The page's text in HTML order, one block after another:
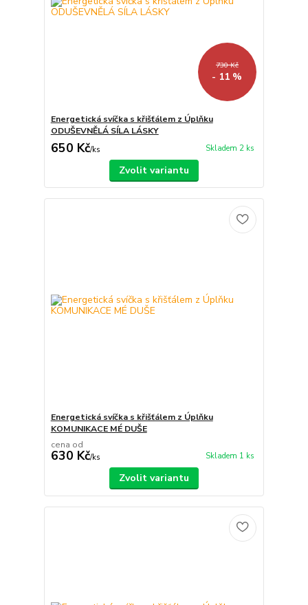
730 Kč
- 11 %
Energetická svíčka s křišťálem z Úplňku
ODUŠEVNĚLÁ SÍLA LÁSKY
650 Kč/ks Skladem 2 ks
Zvolit variantu
Energetická svíčka s křišťálem z Úplňku
KOMUNIKACE MÉ DUŠE
cena od
630 Kč/ks Skladem 1 ks
Zvolit variantu